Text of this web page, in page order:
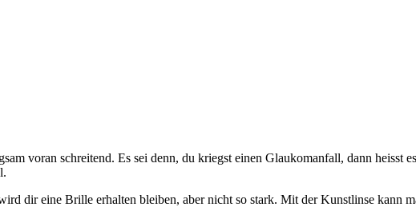
voran schreitend. Es sei denn, du kriegst einen Glaukomanfall, dann
dir eine Brille erhalten bleiben, aber nicht so stark. Mit der Kunstlinse kann